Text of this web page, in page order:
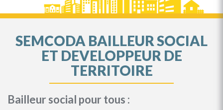
SEMCODA BAILLEUR SOCIAL
ET DEVELOPPEUR DE
TERRITOIRE
Bailleur social pour tous :